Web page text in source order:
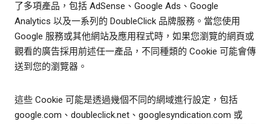
了多項產品，包括 AdSense、Google Ads、Google
Analytics 以及一系列的 DoubleClick 品牌服務。當您使用
Google 服務或其他網站及應用程式時，如果您瀏覽的網頁或
觀看的廣告採用前述任一產品，不同種類的 Cookie 可能會傳
送到您的瀏覽器。
這些 Cookie 可能是透過幾個不同的網域進行設定，包括
google.com、doubleclick.net、googlesyndication.com 或